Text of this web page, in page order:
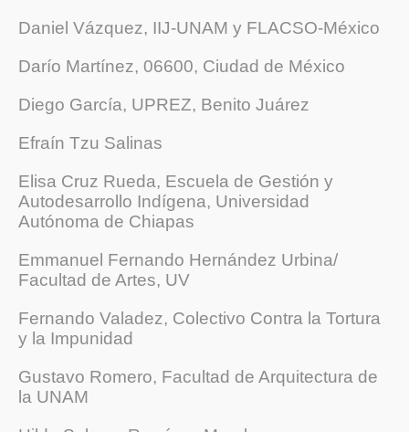
Daniel Vázquez, IIJ-UNAM y FLACSO-México
Darío Martínez, 06600, Ciudad de México
Diego García, UPREZ, Benito Juárez
Efraín Tzu Salinas
Elisa Cruz Rueda, Escuela de Gestión y
Autodesarrollo Indígena, Universidad
Autónoma de Chiapas
Emmanuel Fernando Hernández Urbina/
Facultad de Artes, UV
Fernando Valadez, Colectivo Contra la Tortura
y la Impunidad
Gustavo Romero, Facultad de Arquitectura de
la UNAM